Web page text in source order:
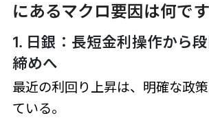
にあるマクロ要因は何で
1. 日銀：長短金利操作から
締めへ
最近の利回り上昇は、明確な政
ている。